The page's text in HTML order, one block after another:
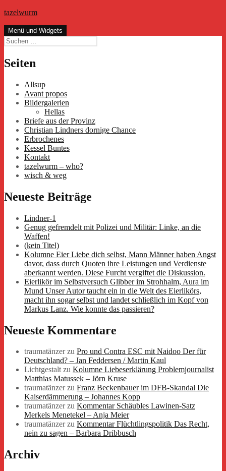
Zum
springen
tazelwurm
Menü und Widgets
Suchen
nach:
Seiten
Allsup
Avant propos
Bildergalerien
Hellas
Briefe aus der Provinz
Christian Lindners dornige Chance
Erbrochenes
Kessel Buntes
Kontakt
tazelwurm – who?
wisch & weg
Neueste Beiträge
Lindner-1
Genug gefremdelt mit Polizei und Militär: Linke, an die
Waffen!
(kein Titel)
Kolumne Eier Liebe dich selbst, Mann Männer haben Angst
davor, dass durch Quoten ihre Leistungen und Verdienste
aberkannt werden. Diese Furcht vergiftet die Diskussion.
Eierlikör im Selbstversuch Glibber im Strohhalm, Aura im
Mund Unser Autor taucht ein in die Welt des Eierlikörs,
macht ihn sogar selbst und landet schließlich im Kopf von
Markus Lanz. Wie konnte das passieren?
Neueste Kommentare
traumatänzerzu Pro und Contra ESC mit Naidoo Der für
Deutschland? – Jan Feddersen / Martin Kaul
Lichtgestaltzu Kolumne Liebeserklärung Problemjournalist
Matthias Matussek – Jörn Kruse
traumatänzerzu Franz Beckenbauer im DFB-Skandal Die
Kaiserdämmerung – Johannes Kopp
traumatänzerzu Kommentar Schäubles Lawinen-Satz
Merkels Menetekel – Anja Meier
traumatänzerzu Kommentar Flüchtlingspolitik Das Recht,
nein zu sagen – Barbara Dribbusch
Archiv